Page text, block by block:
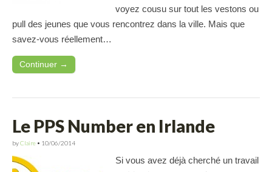
voyez cousu sur tout les vestons ou
pull des jeunes que vous rencontrez dans la ville. Mais que
savez-vous réellement…
Continuer →
Le PPS Number en Irlande
byClaire • 10/06/2014
Si vous avez déjà cherché un travail